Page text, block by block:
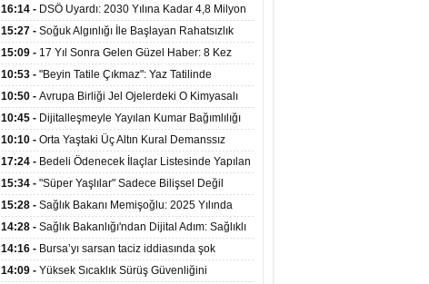
Kullanıma Sunuldu
Düzenli Kuvvet Antrenmanı Kas Ve Kemik Sağlığını
Koruyor
16:14 - DSÖ Uyardı: 2030 Yılına Kadar 4,8 Milyon
Hemşire ve Ebe Açığı Oluşabilir
15:27 - Soğuk Algınlığı İle Başlayan Rahatsızlık
Karaciğer Yetmezliği Çıktı: 17 Yıl Sonra Nakille
Hayata Tutundu
15:09 - 17 Yıl Sonra Gelen Güzel Haber: 8 Kez
Reddedilen Hastaya 9'uncu Çağrıda Nakil Yapıldı
10:53 - "Beyin Tatile Çıkmaz": Yaz Tatilinde
Öğrenilenlerin Yüzde 39'u Unutulabiliyor
10:50 - Avrupa Birliği Jel Ojelerdeki O Kimyasalı
Yasakladı: Kısırlık ve Alerji Riski Uyarısı
10:45 - Dijitalleşmeyle Yayılan Kumar Bağımlılığı
Beyni ve Aileyi Yıkıma Uğratıyor
10:10 - Orta Yaştaki Üç Altın Kural Demanssız
Yaşamı 13 Yıl Uzatabiliyor
17:24 - Bedeli Ödenecek İlaçlar Listesinde Yapılan
Düzenlemeler Hakkında Duyuru 2026/30
15:34 - "Süper Yaşlılar" Sadece Bilişsel Değil
Fiziksel Olarak da Daha Sağlıklı Yaşıyor
15:28 - Sağlık Bakanı Memişoğlu: 2025 Yılında
300 Bini Aşkın Kişiye Emzirme Eğitimi Verildi
14:28 - Sağlık Bakanlığı'ndan Dijital Adım: Sağlıklı
Hayat Merkezlerinde Uzaktan Sağlık Hizmeti
Başladı
14:16 - Bursa’yı sarsan taciz iddiasında şok
gelişme!
14:09 - Yüksek Sıcaklık Sürüş Güvenliğini